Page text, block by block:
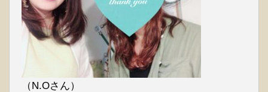
（N.Oさん）